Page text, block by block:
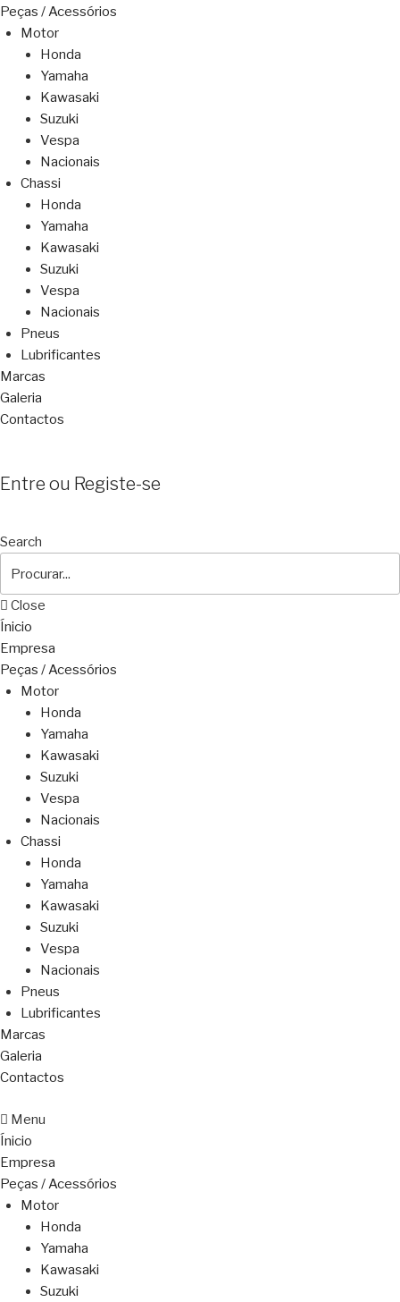
Peças / Acessórios
Motor
Honda
Yamaha
Kawasaki
Suzuki
Vespa
Nacionais
Chassi
Honda
Yamaha
Kawasaki
Suzuki
Vespa
Nacionais
Pneus
Lubrificantes
Marcas
Galeria
Contactos
Entre ou Registe-se
Search
Close
Ínicio
Empresa
Peças / Acessórios
Motor
Honda
Yamaha
Kawasaki
Suzuki
Vespa
Nacionais
Chassi
Honda
Yamaha
Kawasaki
Suzuki
Vespa
Nacionais
Pneus
Lubrificantes
Marcas
Galeria
Contactos
Menu
Ínicio
Empresa
Peças / Acessórios
Motor
Honda
Yamaha
Kawasaki
Suzuki